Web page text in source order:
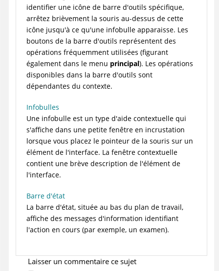
identifier une icône de barre d'outils spécifique,
arrêtez brièvement la souris au-dessus de cette
icône jusqu'à ce qu'une infobulle apparaisse. Les
boutons de la barre d'outils représentent des
opérations fréquemment utilisées (figurant
également dans le menu principal). Les opérations
disponibles dans la barre d'outils sont
dépendantes du contexte.
Infobulles
Une infobulle est un type d'aide contextuelle qui
s'affiche dans une petite fenêtre en incrustation
lorsque vous placez le pointeur de la souris sur un
élément de l'interface. La fenêtre contextuelle
contient une brève description de l'élément de
l'interface.
Barre d'état
La barre d'état, située au bas du plan de travail,
affiche des messages d'information identifiant
l'action en cours (par exemple, un examen).
Laisser un commentaire ce sujet